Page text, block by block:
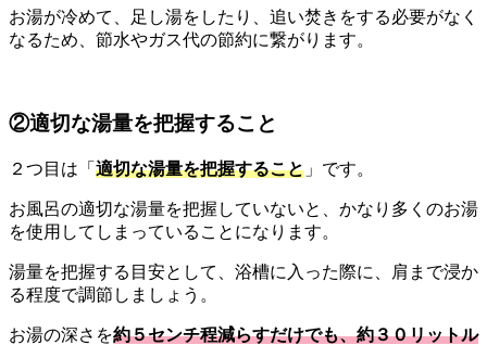
お湯が冷めて、足し湯をしたり、追い焚きをする必要がなく
なるため、節水やガス代の節約に繋がります。
②適切な湯量を把握すること
２つ目は「 適切な湯量を把握すること 」です。
お風呂の適切な湯量を把握していないと、かなり多くのお湯
を使用してしまっていることになります。
湯量を把握する目安として、浴槽に入った際に、肩まで浸か
る程度で調節しましょう。
お湯の深さを約５センチ程減らすだけでも、約３０リットル